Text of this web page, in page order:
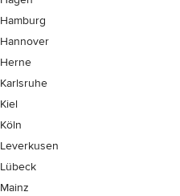
Hamburg
Hannover
Herne
Karlsruhe
Kiel
Köln
Leverkusen
Lübeck
Mainz